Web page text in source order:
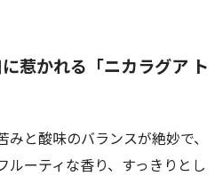
惹かれる「ニカラグア ト
と酸味のバランスが絶妙で、
ルーティな香り、すっきりとし